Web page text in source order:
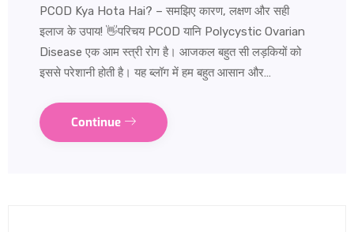
PCOD Kya Hota Hai? – समझिए कारण, लक्षण और सही
इलाज के उपाय! 👋परिचय PCOD यानि Polycystic Ovarian
Disease एक आम स्त्री रोग है। आजकल बहुत सी लड़कियों को
इससे परेशानी होती है। यह ब्लॉग में हम बहुत आसान और…
Continue